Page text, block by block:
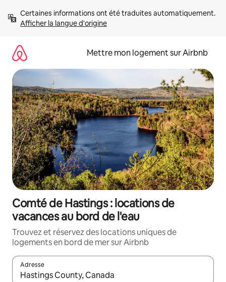
directement
Afficher la langue d'origine
Mettre mon logement sur Airbnb
Comté de Hastings : locations de
vacances au bord de l'eau
Trouvez et réservez des locations uniques de
logements en bord de mer sur Airbnb
Adresse
Lorsque les résultats s'affichent, utilisez les flèches vers le